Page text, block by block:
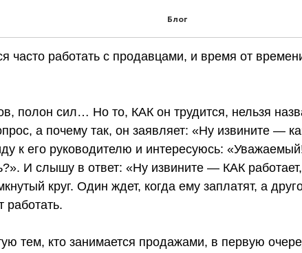
Блог
ваша стоимость?
часто работать с продавцами, и время от
полон сил… Но то, КАК он трудится, нельзя
а почему так, он заявляет: «Ну извините —
к его руководителю и интересуюсь:
И слышу в ответ: «Ну извините — КАК
круг. Один ждет, когда ему заплатят, а
работать.
тем, кто занимается продажами, в первую